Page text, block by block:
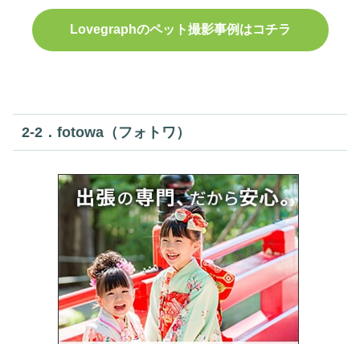
Lovegraphのペット撮影事例はコチラ
2‐2．fotowa（フォトワ）